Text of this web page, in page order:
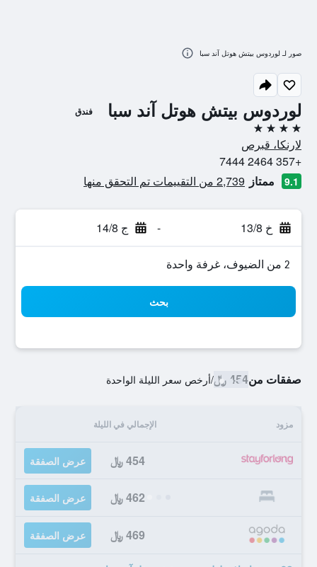
لوردوس بيتش هوتل آند سبا فندق
4 نجوم
لارنكا، قبرص
+357 2464 7444
9.1 ممتاز 2,739 من التقييمات تم التحقق منها
خ 13/8 - ج 14/8
2 من الضيوف، غرفة واحدة
بحث
صفقات من454 ﷼ /أرخص سعر الليلة الواحدة
مزود الإجمالي في الليلة
454 ﷼ عرض الصفقة
462 ﷼ عرض الصفقة
469 ﷼ عرض الصفقة
صور لـ لوردوس بيتش هوتل آند سبا